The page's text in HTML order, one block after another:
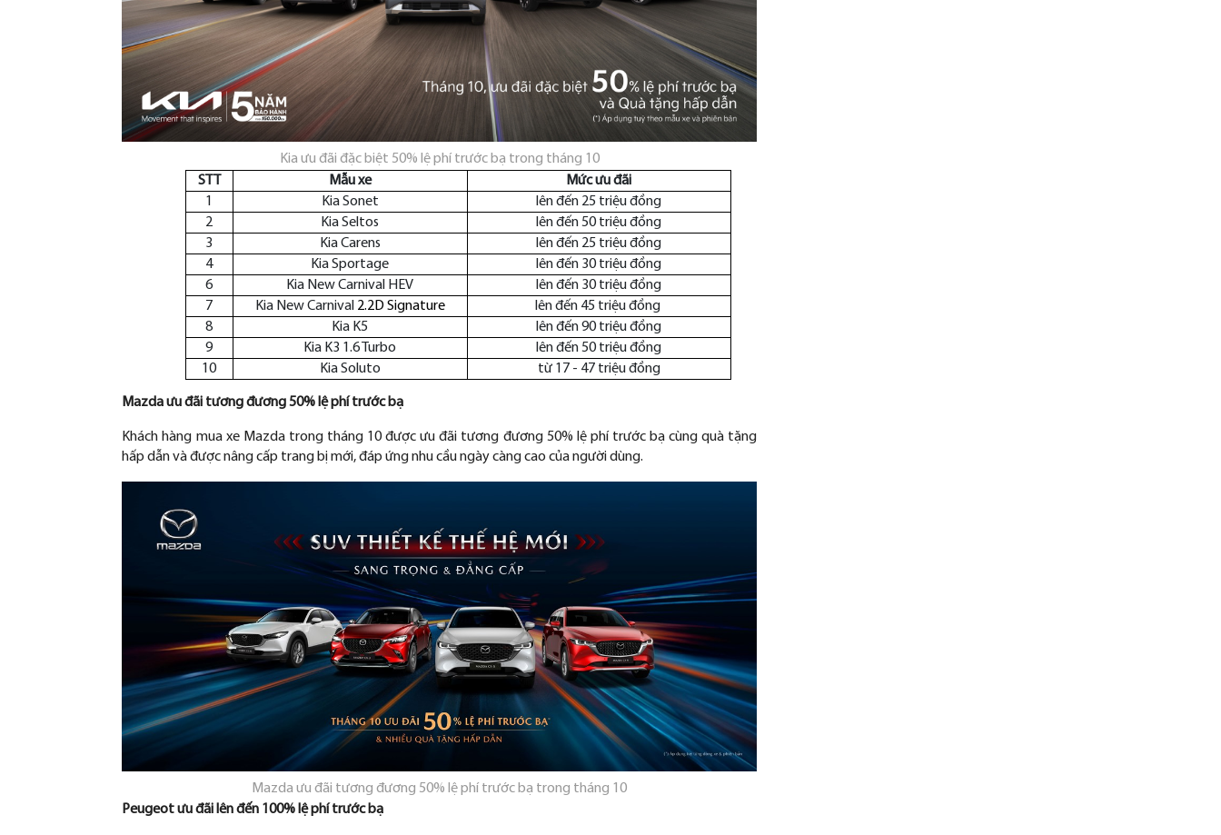
Kia ưu đãi đặc biệt 50% lệ phí trước bạ trong tháng 10
STT
Mẫu xe
Mức ưu đãi
1
Kia Sonet
lên đến 25 triệu đồng
2
Kia Seltos
lên đến 50 triệu đồng
3
Kia Carens
lên đến 25 triệu đồng
4
Kia Sportage
lên đến 30 triệu đồng
6
Kia New Carnival HEV
lên đến 30 triệu đồng
7
Kia New Carnival 2.2D Signature
lên đến 45 triệu đồng
8
Kia K5
lên đến 90 triệu đồng
9
Kia K3 1.6 Turbo
lên đến 50 triệu đồng
10
Kia Soluto từ 17 - 47 triệu đồng
Mazdaưu đãi tương đương 50% lệ phí trước bạ
Khách hàng mua xe Mazda trong tháng 10đượcưu đãi tương đương 50% l ệ phí trước bạ cùng quà tặng
hấp dẫn vàđược nâng cấp trang bị mới,đápứng nhu cầu ngày càng cao của người dùng.
Mazdaưu đãi tương đương 50% lệ phí trước bạ trong tháng 10
Peugeotưu đãi lênđến 100% lệ phí trước bạ